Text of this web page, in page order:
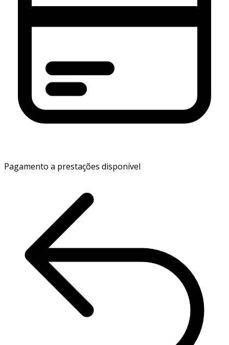
Pagamento a prestações disponível